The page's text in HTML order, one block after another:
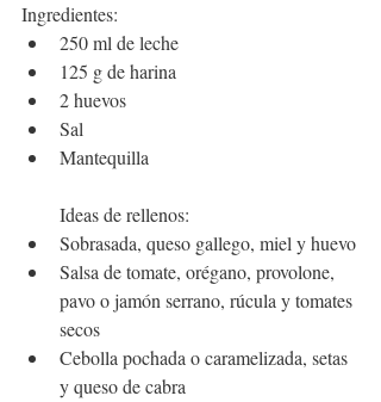
Ingredientes:
250 ml de leche
125 g de harina
2 huevos
Sal
Mantequilla
Ideas de rellenos:
Sobrasada, queso gallego, miel y huevo
Salsa de tomate, orégano, provolone,
pavo o jamón serrano, rúcula y tomates
secos
Cebolla pochada o caramelizada, setas
y queso de cabra